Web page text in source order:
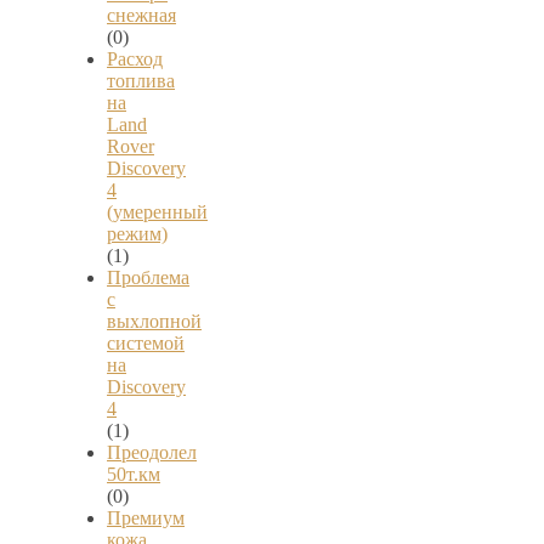
снежная
(0)
Расход
топлива
на
Land
Rover
Discovery
4
(умеренный
режим)
(1)
Проблема
с
выхлопной
системой
на
Discovery
4
(1)
Преодолел
50т.км
(0)
Премиум